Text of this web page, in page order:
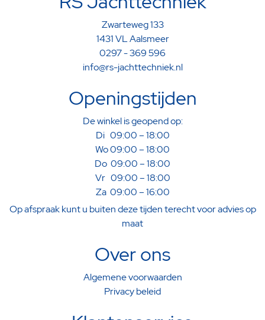
Zwarteweg 133
1431 VL Aalsmeer
0297 - 369 596
info@rs-jachttechniek.nl
Openingstijden
De winkel is geopend op:
Di 09:00 – 18:00
Wo 09:00 – 18:00
Do 09:00 – 18:00
Vr 09:00 – 18:00
Za 09:00 – 16:00
Op afspraak kunt u buiten deze tijden terecht voor advies op
maat
Over ons
Algemene voorwaarden
Privacy beleid